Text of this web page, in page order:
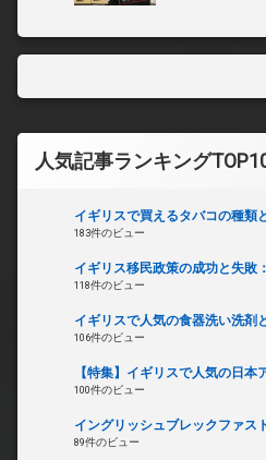
人気記事ランキング
イギリスで買えるタバコの種類
183件のビュー
イギリス移民政策の成功と失敗
118件のビュー
イギリスで人気の食器洗い洗剤
106件のビュー
【特集】イギリスで人気の日本
100件のビュー
イングリッシュブレックファス
89件のビュー